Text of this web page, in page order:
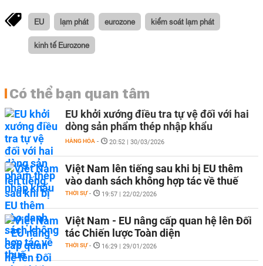
EU lạm phát eurozone kiểm soát lạm phát
kinh tế Eurozone
Có thể bạn quan tâm
EU khởi xướng điều tra tự vệ đối với hai
dòng sản phẩm thép nhập khẩu
HÀNG HÓA - 20:52 | 30/03/2026
Việt Nam lên tiếng sau khi bị EU thêm
vào danh sách không hợp tác về thuế
THỜI SỰ - 19:57 | 22/02/2026
Việt Nam - EU nâng cấp quan hệ lên Đối
tác Chiến lược Toàn diện
THỜI SỰ - 16:29 | 29/01/2026